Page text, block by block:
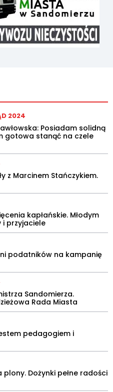
2024
Posiadam solidną
gotowa stanąć na czele
z Marcinem Stańczykiem.
kapłańskie. Młodym
i przyjaciele
podatników na kampanię
Sandomierza.
Rada Miasta
pedagogiem i
Dożynki pełne radości